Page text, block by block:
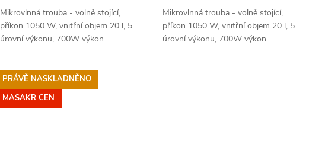
Mikrovlnná trouba - volně stojící,
příkon 1050 W, vnitřní objem 20 l, 5
úrovní výkonu, 700W výkon
automatické...
Mikrovlnná trouba - volně stojící,
příkon 1050 W, vnitřní objem 20 l, 5
úrovní výkonu, 700W výkon
PRÁVĚ NASKLADNĚNO
MASAKR CEN